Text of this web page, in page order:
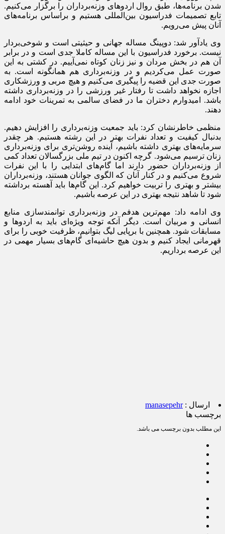
شدن برنامه‌ها، طبق روال اردوهای وزنه‌برداران را برگزار می‌کنیم.
تابع تصمیمات فدراسیون بین‌المللی هستیم و براساس برنامه‌های
آنان پیش می‌رویم.
وی یادآور شد: دوپینگ مساله جهانی و حیثیتی است و شوخی‌بردار
نیست. برخورد فدراسیون با این مساله کاملا جدی است و در برابر
آن هم در بخش مردان و نیز زنان کوتاه نمی‌آییم. در کشتی به این
صورت عمل می‌کردیم و در وزنه‌برداری هم همانگونه است. به
صورت جدی این قضیه را پیگیری می‌کنیم و هیچ مربی و ورزشکاری
اجازه نخواهد داشت تا رفتار غیر ورزشی را در وزنه‌برداری داشته
باشد. امیدوارم دختران ما در فضای سالمی به تمرینات خود ادامه
دهند.
منظمی خاطرنشان کرد: باید جمعیت وزنه‌برداری را افزایش دهیم.
بدنبال کیفیت و تعداد نفرات بهتر در این رشته هستیم. هر چقدر
سرمایه‌های بهتری داشته باشیم، آینده روشن‌تری برای وزنه‌برداری
زنان ترسیم می‌شود. گرچه اکنون در تیم ملی بزرگسالان تعداد کمی
از وزنه‌برداران حضور دارند اما گام‌های ابتدایی را با این نفرات
شروع می‌کنیم و در کنار آنان که الگوی جوانان هستند، وزنه‌برداران
بیشتر و بهتری را تربیت خواهیم کرد. این گام‌ها باید آهسته برداشته
شود تا شاهد نتیجه بهتری در این عرصه باشیم.
وی ادامه داد: مهم‌ترین هدفم در وزنه‌برداری توانمندسازی منابع
انسانی و مربیان است. دیگر آنکه توجه ویژه‌ای باید به اردوها و
مسابقات شود. همچنین با برپایی لیگ بتوانیم، ظرفیت خوبی را برای
قهرمانی ایجاد کنیم و بدون هیچ حاشیه‌ای گام‌های بسیار مهمی در
این عرصه برداریم.
ارسال :manasepehr
برچسب ها
این مطلب بدون برچسب می باشد.